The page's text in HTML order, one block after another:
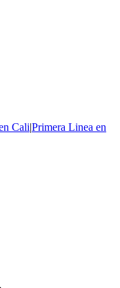
Cali|Primera Linea en